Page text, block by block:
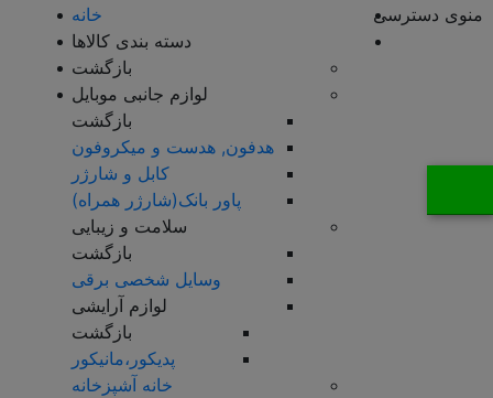
منوی دسترسی
خانه
دسته بندی کالاها
بازگشت
لوازم جانبی موبایل
بازگشت
هدفون, هدست و میکروفون
کابل و شارژر
پاور بانک(شارژر همراه)
سلامت و زیبایی
بازگشت
وسایل شخصی برقی
لوازم آرایشی
بازگشت
پدیکور،مانیکور
خانه آشپزخانه